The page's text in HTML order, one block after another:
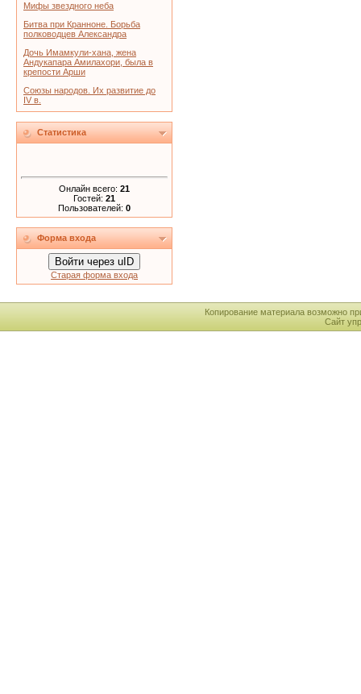
Мифы звездного неба
Битва при Кранноне. Борьба
полководцев Александра
Дочь Имамкули-хана, жена
Андукапара Амилахори, была в
крепости Арши
Союзы народов. Их развитие до
IV в.
Статистика
Онлайн всего: 21
Гостей: 21
Пользователей: 0
Форма входа
Войти через uID
Старая форма входа
Копирование материала возможно
Сайт